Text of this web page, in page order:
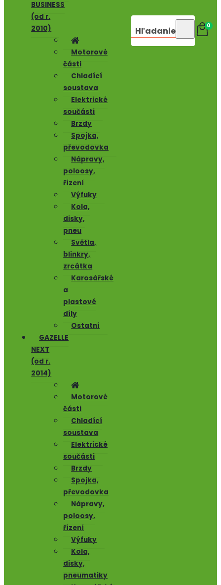
BUSINESS
(od r.
2010)
Motorové
části
Chladící
soustava
Elektrické
součásti
Brzdy
Spojka,
převodovka
Nápravy,
poloosy,
řízení
Výfuky
Kola,
disky,
pneu
Světla,
blinkry,
zrcátka
Karosářské
a
plastové
díly
Ostatní
GAZELLE
NEXT
(od r.
2014)
Motorové
části
Chladící
soustava
Elektrické
součásti
Brzdy
Spojka,
převodovka
Nápravy,
poloosy,
řízení
Výfuky
Kola,
disky,
pneumatiky
Hľadanie 0